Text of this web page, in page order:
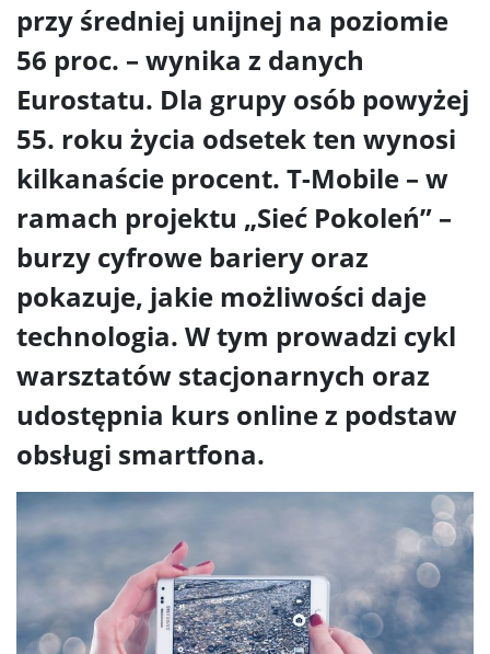
przy średniej unijnej na poziomie
56 proc. – wynika z danych
Eurostatu. Dla grupy osób powyżej
55. roku życia odsetek ten wynosi
kilkanaście procent. T-Mobile – w
ramach projektu „Sieć Pokoleń” –
burzy cyfrowe bariery oraz
pokazuje, jakie możliwości daje
technologia. W tym prowadzi cykl
warsztatów stacjonarnych oraz
udostępnia kurs online z podstaw
obsługi smartfona.